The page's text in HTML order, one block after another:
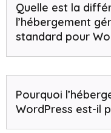
Quelle est la
l’hébergement
standard pour
Pourquoi
WordPress est-il